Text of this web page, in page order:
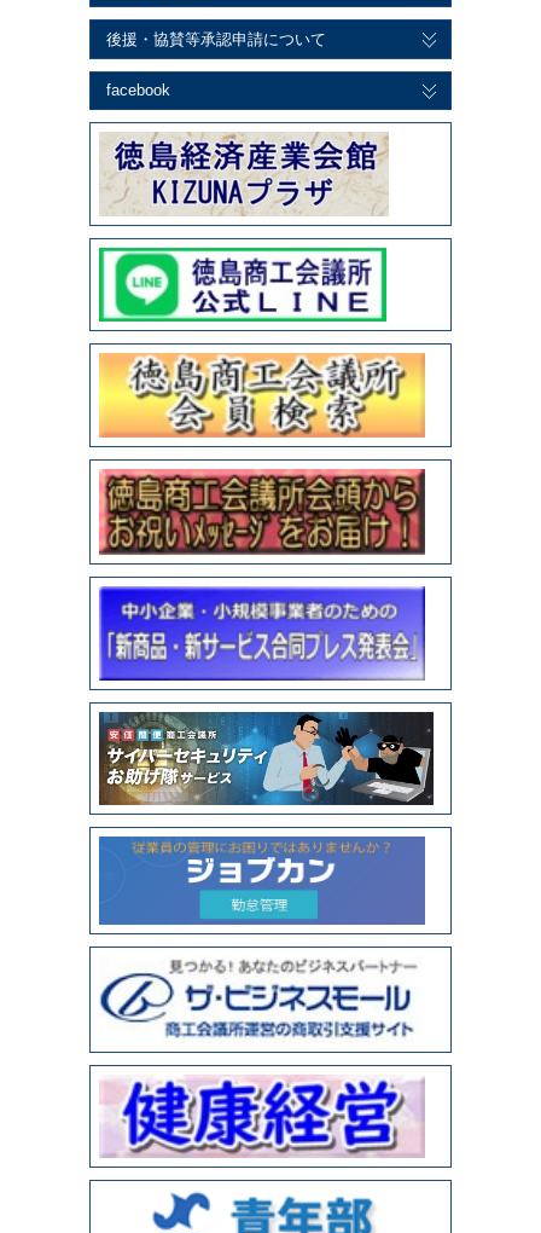
後援・協賛等承認申請について
facebook